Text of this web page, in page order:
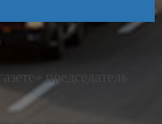
председатель